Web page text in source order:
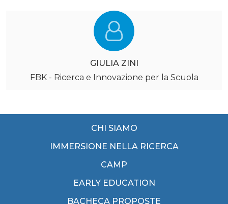
GIULIA ZINI
FBK - Ricerca e Innovazione per la Scuola
CHI SIAMO
IMMERSIONE NELLA RICERCA
CAMP
EARLY EDUCATION
BACHECA PROPOSTE